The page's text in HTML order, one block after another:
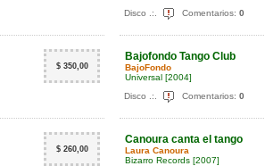
Disco .:. Comentarios: 0
$ 350,00
Bajofondo Tango Club
BajoFondo
Universal [2004]
Disco .:. Comentarios: 0
$ 260,00
Canoura canta el tango
Laura Canoura
Bizarro Records [2007]